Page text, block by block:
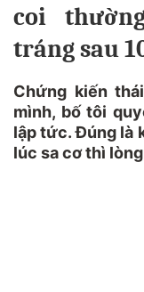
coi
tráng sau
Chứng kiến
mình, bố tôi
lập tức. Đúng là
lúc sa cơ thì